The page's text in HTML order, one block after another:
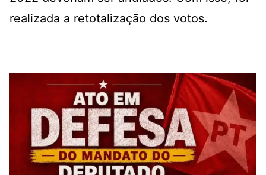
realizada a retotalização dos votos.